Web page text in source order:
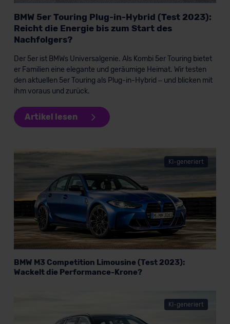
BMW 5er Touring Plug-in-Hybrid (Test 2023):
Reicht die Energie bis zum Start des
Nachfolgers?
Der 5er ist BMWs Universalgenie. Als Kombi 5er Touring bietet
er Familien eine elegante und geräumige Heimat. Wir testen
den aktuellen 5er Touring als Plug-in-Hybrid – und blicken mit
ihm voraus und zurück.
Artikel lesen
KI-generiert
BMW M3 Competition Limousine (Test 2023):
Wackelt die Performance-Krone?
KI-generiert